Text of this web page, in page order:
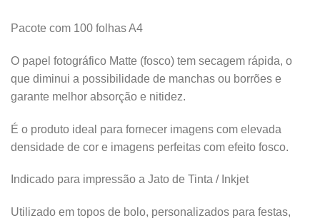
Pacote com 100 folhas A4
O papel fotográfico Matte (fosco) tem secagem rápida, o
que diminui a possibilidade de manchas ou borrões e
garante melhor absorção e nitidez.
É o produto ideal para fornecer imagens com elevada
densidade de cor e imagens perfeitas com efeito fosco.
Indicado para impressão a Jato de Tinta / Inkjet
Utilizado em topos de bolo, personalizados para festas,